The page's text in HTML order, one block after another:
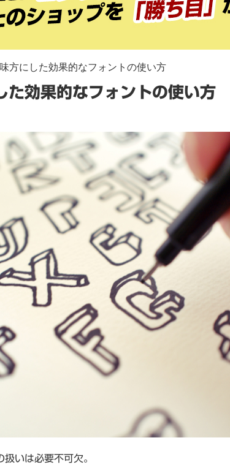
方にした効果的なフォントの使い方
た効果的なフォントの使い方
いは必要不可欠。